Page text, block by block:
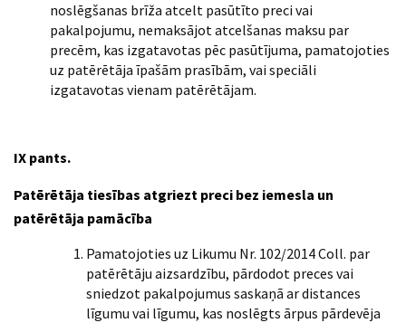
noslēgšanas brīža atcelt pasūtīto preci vai
pakalpojumu, nemaksājot atcelšanas maksu par
precēm, kas izgatavotas pēc pasūtījuma, pamatojoties
uz patērētāja īpašām prasībām, vai speciāli
izgatavotas vienam patērētājam.
IX pants.
Patērētāja tiesības atgriezt preci bez iemesla un
patērētāja pamācība
Pamatojoties uz Likumu Nr. 102/2014 Coll. par
patērētāju aizsardzību, pārdodot preces vai
sniedzot pakalpojumus saskaņā ar distances
līgumu vai līgumu, kas noslēgts ārpus pārdevēja